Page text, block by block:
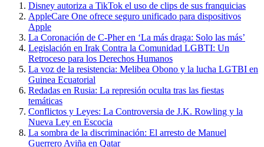
Disney autoriza a TikTok el uso de clips de sus franquicias
AppleCare One ofrece seguro unificado para dispositivos
Apple
La Coronación de C-Pher en ‘La más draga: Solo las más’
Legislación en Irak Contra la Comunidad LGBTI: Un
Retroceso para los Derechos Humanos
La voz de la resistencia: Melibea Obono y la lucha LGTBI en
Guinea Ecuatorial
Redadas en Rusia: La represión oculta tras las fiestas
temáticas
Conflictos y Leyes: La Controversia de J.K. Rowling y la
Nueva Ley en Escocia
La sombra de la discriminación: El arresto de Manuel
Guerrero Aviña en Qatar